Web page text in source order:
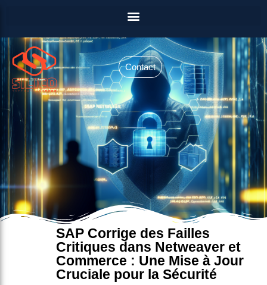
Contact
SAP Corrige des Failles
Critiques dans Netweaver et
Commerce : Une Mise à Jour
Cruciale pour la Sécurité